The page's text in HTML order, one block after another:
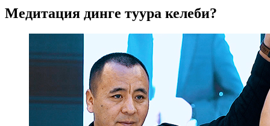
Медитация динге туура келеби?